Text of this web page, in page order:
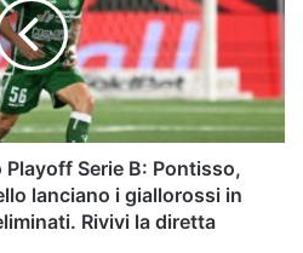
Serie B: Pontisso,
lanciano i giallorossi in
Rivivi la diretta